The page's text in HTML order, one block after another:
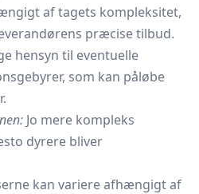
af tagets kompleksitet,
præcise tilbud.
hensyn til eventuelle
som kan påløbe
Jo mere kompleks
dyrere bliver
kan variere afhængigt af